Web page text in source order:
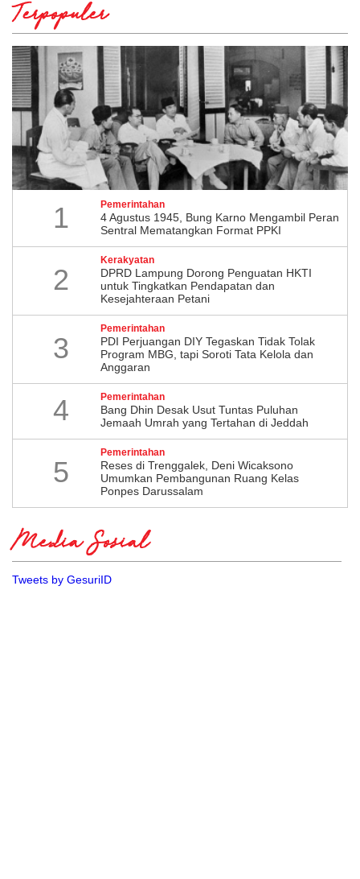
Terpopuler
1 Pemerintahan
4 Agustus 1945, Bung Karno Mengambil Peran
Sentral Mematangkan Format PPKI
2
Kerakyatan
DPRD Lampung Dorong Penguatan HKTI
untuk Tingkatkan Pendapatan dan
Kesejahteraan Petani
3
Pemerintahan
PDI Perjuangan DIY Tegaskan Tidak Tolak
Program MBG, tapi Soroti Tata Kelola dan
Anggaran
4 Pemerintahan
Bang Dhin Desak Usut Tuntas Puluhan
Jemaah Umrah yang Tertahan di Jeddah
5
Pemerintahan
​Reses di Trenggalek, Deni Wicaksono
Umumkan Pembangunan Ruang Kelas
Ponpes Darussalam
Media Sosial
Tweets by GesuriID